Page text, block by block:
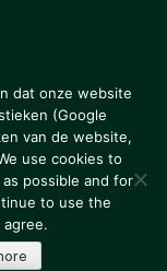
Disclaimer
dat onze website
(Google
van de website,
use cookies to
possible and for
to use the